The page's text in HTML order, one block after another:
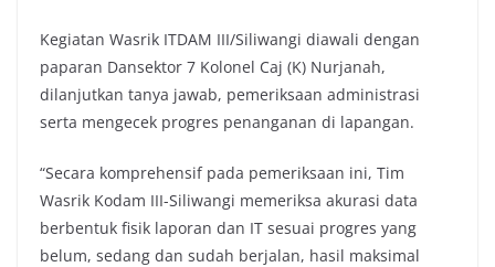
Kegiatan Wasrik ITDAM III/Siliwangi diawali dengan
paparan Dansektor 7 Kolonel Caj (K) Nurjanah,
dilanjutkan tanya jawab, pemeriksaan administrasi
serta mengecek progres penanganan di lapangan.
“Secara komprehensif pada pemeriksaan ini, Tim
Wasrik Kodam III-Siliwangi memeriksa akurasi data
berbentuk fisik laporan dan IT sesuai progres yang
belum, sedang dan sudah berjalan, hasil maksimal